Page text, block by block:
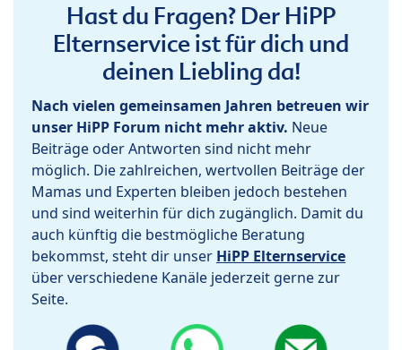
Hast du Fragen? Der HiPP
Elternservice ist für dich und
deinen Liebling da!
Nach vielen gemeinsamen Jahren betreuen wir
unser HiPP Forum nicht mehr aktiv. Neue
Beiträge oder Antworten sind nicht mehr
möglich. Die zahlreichen, wertvollen Beiträge der
Mamas und Experten bleiben jedoch bestehen
und sind weiterhin für dich zugänglich. Damit du
auch künftig die bestmögliche Beratung
bekommst, steht dir unser HiPP Elternservice
über verschiedene Kanäle jederzeit gerne zur
Seite.